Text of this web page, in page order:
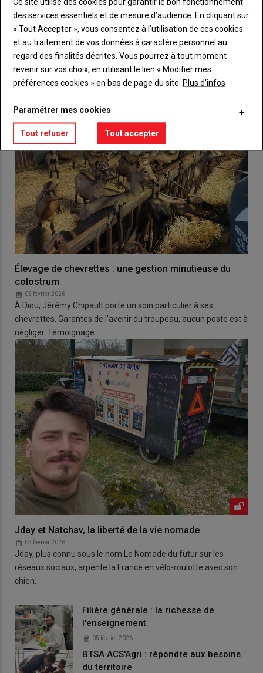
Créez un compte
VOUS AIMEREZ AUSSI
Élevage de chevrettes : une gestion minutieuse du
colostrum
05 février 2026
À Diou, Jérémy Chipault porte un soin particulier à ses
chevrettes. Garantes de l'avenir du troupeau, aucun poste est à
négliger. Témoignage.
Jday et Natchav, la liberté de la vie nomade
05 février 2026
Jday, plus connu sous le nom Le Nomade du futur sur les
réseaux sociaux, arpente la France en vélo-roulotte avec son
chien.
Filière générale : la richesse de
l'enseignement
05 février 2026
BTSA ACS'Agri : répondre aux besoins
du territoire
des services essentiels et de mesure d’audience. En cliquant sur
« Tout Accepter », vous consentez à l’utilisation de ces cookies
et au traitement de vos données à caractère personnel au
regard des finalités décrites. Vous pourrez à tout moment
revenir sur vos choix, en utilisant le lien « Modifier mes
préférences cookies » en bas de page du site. Plus d'infos
Paramétrer mes cookies
Tout refuser Tout accepter